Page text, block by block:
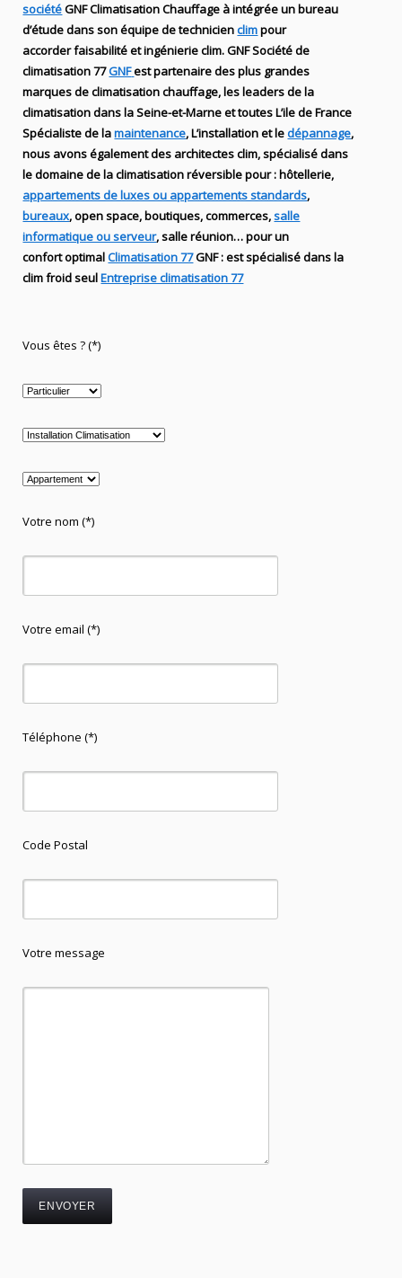
sociétéGNFClimatisation Chauffage à intégrée un bureau
d’étude dans son équipe de technicienclimpour
accorder faisabilité et ingénierieclim.GNFSociété de
climatisation 77GNFest partenaire des plus grandes
marques declimatisation chauffage, les leadersde la
climatisation dans la Seine-et-Marne et toutes L’ile de France
Spécialiste delamaintenance, L’installationet ledépannage,
nous avons également des architectes clim,spécialisé dans
le domaine de laclimatisation réversiblepour : hôtellerie,
appartements de luxes ou appartements standards,
bureaux, open space, boutiques, commerces,salle
informatique ou serveur, salle réunion… pour un
confort optimalClimatisation 77GNF:estspécialisédans la
climfroid seulEntreprise climatisation 77
Vous êtes ? (*)
Votre nom (*)
Votre email (*)
Téléphone (*)
Code Postal
Votre message